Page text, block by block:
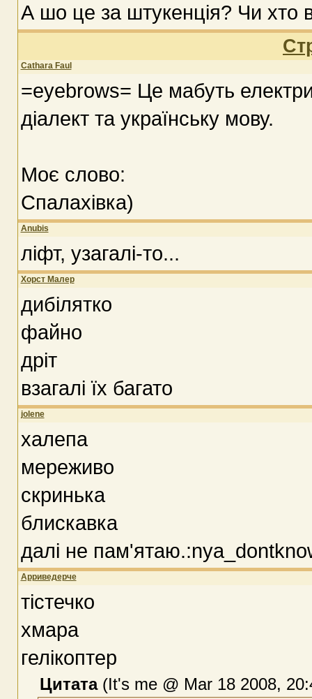
А шо це за штукенція? Чи хто
Cathara Faul
=eyebrows= Це мабуть
діалект та українську мову.
Моє слово:
Спалахівка)
Anubis
ліфт, узагалі-то...
Хорст Малер
дибілятко
файно
дріт
взагалі їх багато
jolene
халепа
мереживо
скринька
блискавка
далі не
Арриведерче
тiстечко
хмара
гелiкоптер
Цитата(It's me @ Mar 18 2008,